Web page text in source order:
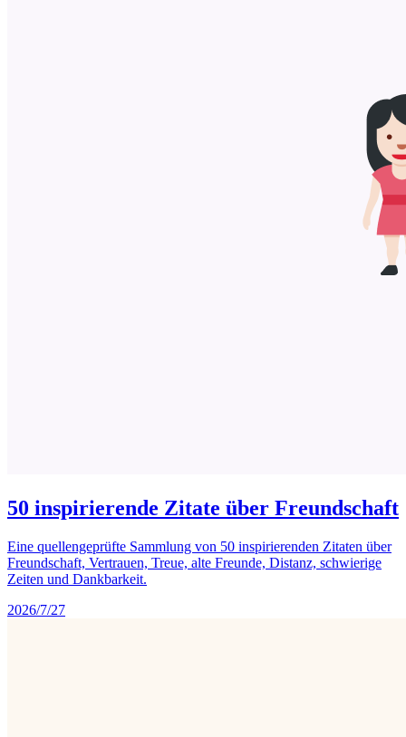
50 inspirierende Zitate über Freundschaft
Eine quellengeprüfte Sammlung von 50 inspirierenden Zitaten über
Freundschaft, Vertrauen, Treue, alte Freunde, Distanz, schwierige
Zeiten und Dankbarkeit.
2026/7/27